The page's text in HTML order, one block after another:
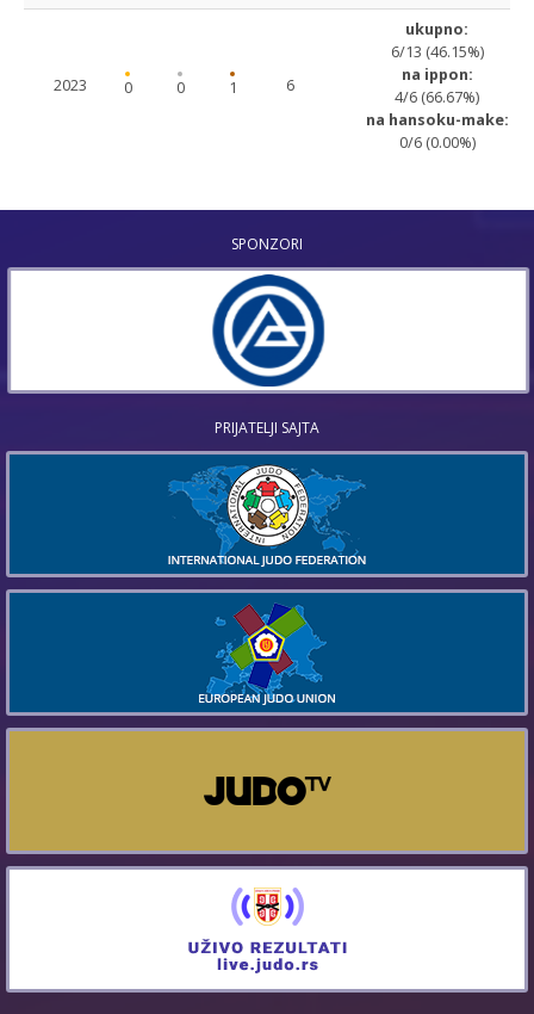
2023 0 0 1 6
ukupno:
6/13 (46.15%)
na ippon:
4/6 (66.67%)
na hansoku-make:
0/6 (0.00%)
SPONZORI
PRIJATELJI SAJTA